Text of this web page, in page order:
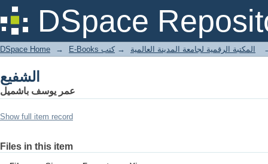
DSpace الشفيع
DSpace Home → E-Books المكتبة الرقمية لجامعة المدينة العالمية → كتب
الشفيع
عمر يوسف باشميل
Show full item record
Files in this item